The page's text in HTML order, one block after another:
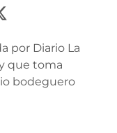
por Diario La
que toma
bodeguero